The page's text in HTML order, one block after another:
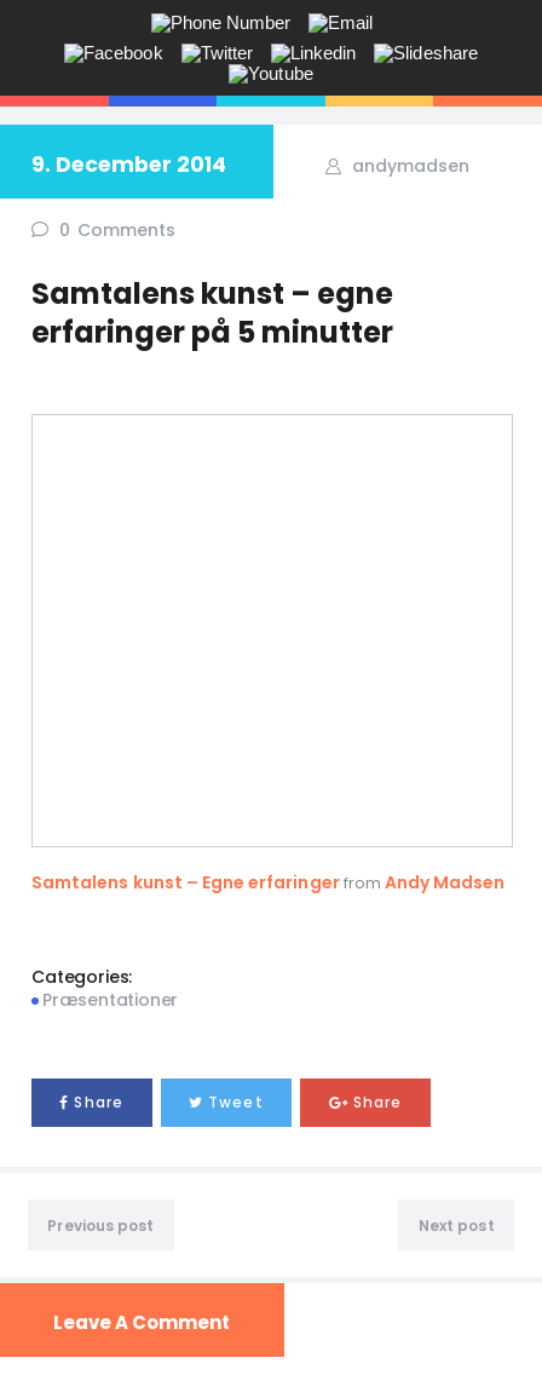
ANDY V.S. MADSEN:
KOMMUNIKATION, COACHING,
EVENTS, NETVÆRK,
Får du ikke sagt tingene på den rigtige måde? Savner du flere kunder
i butikken? Jeg hjælper dig!
9. December 2014 andymadsen
0 Comments
Samtalens kunst – egne
erfaringer på 5 minutter
Samtalens kunst – Egne erfaringerfrom Andy Madsen
Categories:
Præsentationer
Share Tweet Share
Previous post Next post
Leave A Comment